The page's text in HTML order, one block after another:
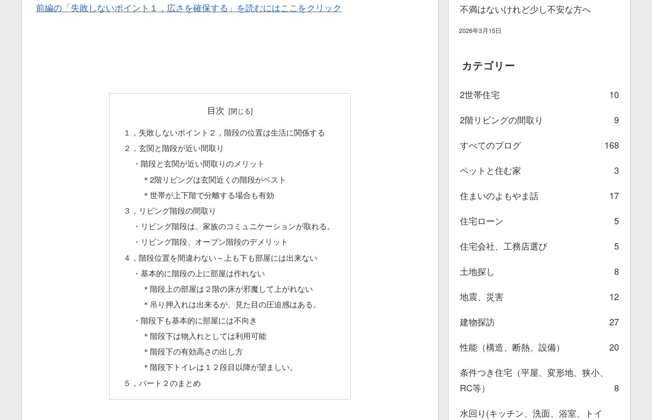
前編の「失敗しないポイント１，広さを確保する」を読むにはここをクリック
目次
１，失敗しないポイント２，階段の位置は生活に関係する
２，玄関と階段が近い間取り
・階段と玄関が近い間取りのメリット
＊2階リビングは玄関近くの階段がベスト
＊世帯が上下階で分離する場合も有効
３，リビング階段の間取り
・リビング階段は、家族のコミュニケーションが取れる。
・リビング階段、オープン階段のデメリット
４，階段位置を間違わない～上も下も部屋には出来ない
・基本的に階段の上に部屋は作れない
＊階段上の部屋は２階の床が邪魔して上がれない
＊吊り押入れは出来るが、見た目の圧迫感はある。
・階段下も基本的に部屋には不向き
＊階段下は物入れとしては利用可能
＊階段下の有効高さの出し方
＊階段下トイレは１２段目以降が望ましい。
５，パート２のまとめ
不満はないけれど少し不安な方へ
2026年3月15日
カテゴリー
2世帯住宅
10
2階リビングの間取り
9
すべてのブログ
168
ペットと住む家
3
住まいのよもやま話
17
住宅ローン
5
住宅会社、工務店選び
5
土地探し
8
地震、災害
12
建物探訪
27
性能（構造、断熱、設備）
20
条件つき住宅（平屋、変形地、狭小、
RC等）
8
水回り(キッチン、洗面、浴室、トイ